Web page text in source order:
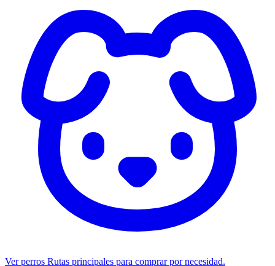
Ver perros Rutas principales para comprar por necesidad.